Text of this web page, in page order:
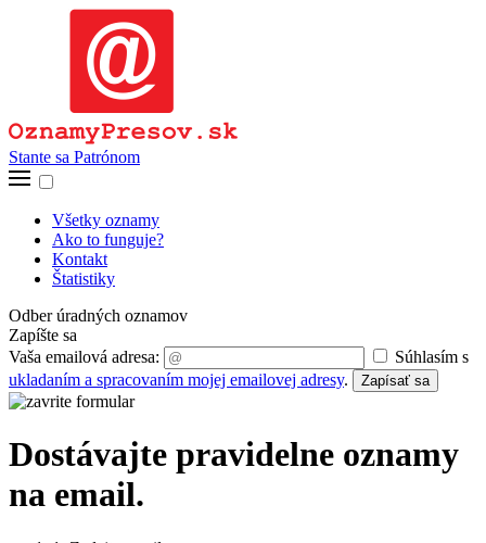
Stante sa Patrónom
Všetky oznamy
Ako to funguje?
Kontakt
Štatistiky
Odber úradných oznamov
Zapíšte sa
Vaša emailová adresa:
Súhlasím s
ukladaním a spracovaním mojej emailovej adresy. Zapísať sa
Dostávajte pravidelne oznamy
na email.